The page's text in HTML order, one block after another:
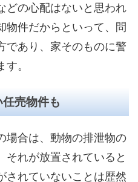
どの心配はないと思われ
物件だからといって、問
であり、家そのものに警
。
売物件も
場合は、動物の排泄物の
それが放置されていると
されていないことは歴然